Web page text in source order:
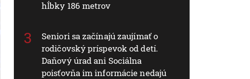
hĺbky 186 metrov
Seniori sa začínajú zaujímať o
rodičovský príspevok od detí.
Daňový úrad ani Sociálna
poisťovňa im informácie nedajú